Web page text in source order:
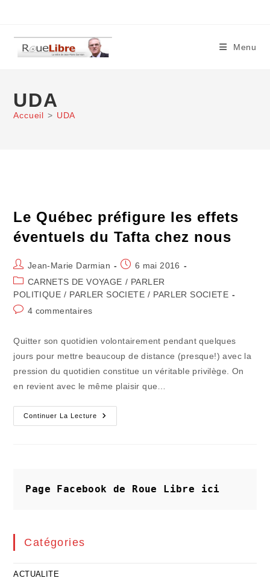
content
Menu
UDA
Accueil > UDA
Le Québec préfigure les effets
éventuels du Tafta chez nous
Auteur/autrice
de
la
publication :
Jean-Marie Darmian
Publication
publiée :
6 mai 2016
Post
category:
CARNETS DE VOYAGE / PARLER
POLITIQUE / PARLER SOCIETE / PARLER SOCIETE
Commentaires
publication :
4 commentaires
Quitter son quotidien volontairement pendant quelques
jours pour mettre beaucoup de distance (presque!) avec la
pression du quotidien constitue un véritable privilège. On
en revient avec le même plaisir que…
Continuer La Lecture
Le
Québec
Chez
Nous
Page Facebook de Roue Libre ici
Catégories
ACTUALITE